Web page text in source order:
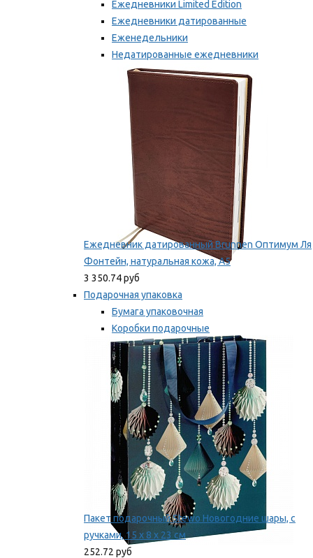
Ежедневники Limited Edition
Ежедневники датированные
Еженедельники
Недатированные ежедневники
Планинги
Мы рекомендуем
Ежедневник датированный Brunnen Оптимум Ля
Фонтейн, натуральная кожа, А5
3 350.74 руб
Подарочная упаковка
Бумага упаковочная
Коробки подарочные
Ленты, бобины
Мы рекомендуем
Пакет подарочный Stewo Новогодние шары, с
ручками, 15 х 8 х 23 см
252.72 руб